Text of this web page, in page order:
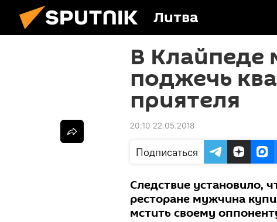
Литва
В Клайпеде
поджечь
приятеля
20:10 22.05.2018
Подписаться
Следствие установило,
ресторане мужчина
мстить своему